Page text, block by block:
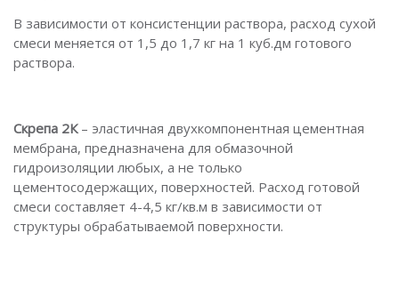
В зависимости от консистенции раствора, расход сухой
смеси меняется от 1,5 до 1,7 кг на 1 куб.дм готового
раствора.
Скрепа 2К– эластичная двухкомпонентная цементная
мембрана, предназначена для обмазочной
гидроизоляции любых, а не только
цементосодержащих, поверхностей. Расход готовой
смеси составляет 4-4,5 кг/кв.м в зависимости от
структуры обрабатываемой поверхности.